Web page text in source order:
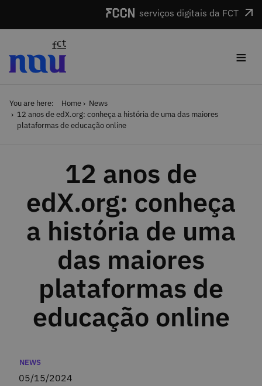
serviços digitais da FCT
≡
You are here: Home
News
12 anos de edX.org: conheça a história de uma das maiores
plataformas de educação online
12 anos de
edX.org: conheça
a história de uma
das maiores
plataformas de
educação online
Categories
NEWS
05/15/2024